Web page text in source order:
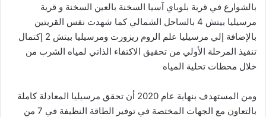
بالشوارع في قرية بلوباي آسيا السخنة بالعين السخنة و قرية
مرسيليا بيتش 4 بالساحل الشمالي كما شهدت نفس القريتين
بالإضافة إلي مرسيليا علم الروم ريزورت ومرسيليا بيتش 2 إكتمال
تنفيذ المرحلة الأولي من تحقيق الاكتفاء الذاتي لمياه الشرب من
خلال محطات تحلية المياه
ومن المستهدف بنهاية عام 2020 أن تحقق مرسيليا المعادلة كاملة
بالتعاون مع الجهات المختصة في توفير الطاقة النظيفة في 7 من